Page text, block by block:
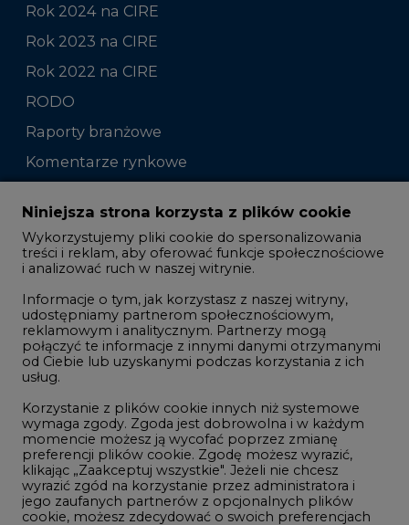
Rok 2024 na CIRE
Rok 2023 na CIRE
Rok 2022 na CIRE
RODO
Raporty branżowe
Komentarze rynkowe
Zmiany kadrowe na rynku
Studio CIRE
Rozmowy o energetyce
Gospodarka
Geopolityka
LTE450
Innowacje i AI
Telekomunikacja i IT
Handel emisjami CO2
Wodór
Niniejsza strona korzysta z plików cookie
Wykorzystujemy pliki cookie do spersonalizowania
treści i reklam, aby oferować funkcje społecznościowe
i analizować ruch w naszej witrynie.
Informacje o tym, jak korzystasz z naszej witryny,
udostępniamy partnerom społecznościowym,
reklamowym i analitycznym. Partnerzy mogą
połączyć te informacje z innymi danymi otrzymanymi
od Ciebie lub uzyskanymi podczas korzystania z ich
usług.
Korzystanie z plików cookie innych niż systemowe
wymaga zgody. Zgoda jest dobrowolna i w każdym
momencie możesz ją wycofać poprzez zmianę
preferencji plików cookie. Zgodę możesz wyrazić,
klikając „Zaakceptuj wszystkie". Jeżeli nie chcesz
wyrazić zgód na korzystanie przez administratora i
jego zaufanych partnerów z opcjonalnych plików
cookie, możesz zdecydować o swoich preferencjach